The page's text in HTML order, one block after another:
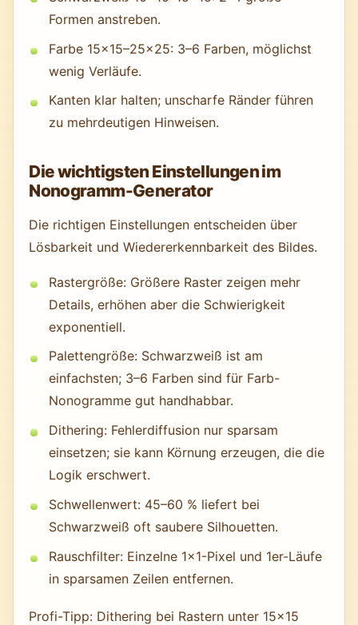
Formen anstreben.
Farbe 15×15–25×25: 3–6 Farben, möglichst
wenig Verläufe.
Kanten klar halten; unscharfe Ränder führen
zu mehrdeutigen Hinweisen.
Die wichtigsten Einstellungen im
Nonogramm-Generator
Die richtigen Einstellungen entscheiden über
Lösbarkeit und Wiedererkennbarkeit des Bildes.
Rastergröße: Größere Raster zeigen mehr
Details, erhöhen aber die Schwierigkeit
exponentiell.
Palettengröße: Schwarzweiß ist am
einfachsten; 3–6 Farben sind für Farb-
Nonogramme gut handhabbar.
Dithering: Fehlerdiffusion nur sparsam
einsetzen; sie kann Körnung erzeugen, die die
Logik erschwert.
Schwellenwert: 45–60 % liefert bei
Schwarzweiß oft saubere Silhouetten.
Rauschfilter: Einzelne 1×1-Pixel und 1er-Läufe
in sparsamen Zeilen entfernen.
Profi-Tipp: Dithering bei Rastern unter 15×15